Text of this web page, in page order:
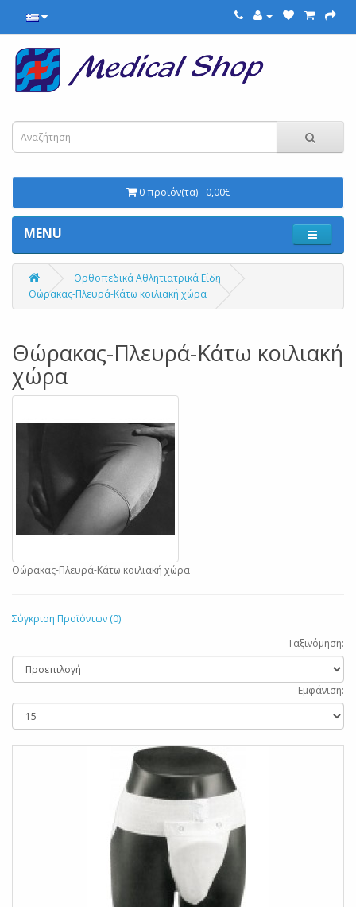
0 προϊόν(τα) - 0,00€
MENU
Ορθοπεδικά Αθλητιατρικά Είδη
Θώρακας-Πλευρά-Κάτω κοιλιακή χώρα
Θώρακας-Πλευρά-Κάτω κοιλιακή
χώρα
Θώρακας-Πλευρά-Κάτω κοιλιακή χώρα
Σύγκριση Προϊόντων (0)
Ταξινόμηση:
Εμφάνιση: